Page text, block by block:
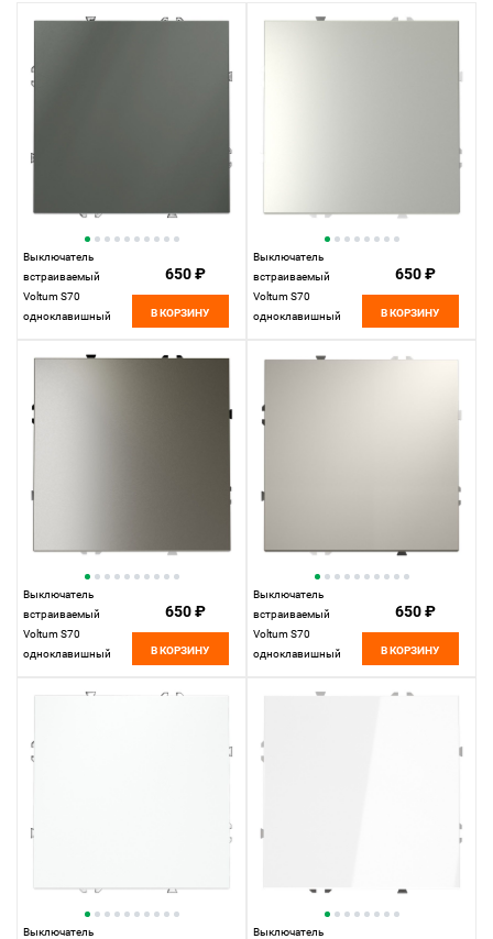
Выключатель
встраиваемый
Voltum S70
одноклавишный
Soft touch
650 ₽
В КОРЗИНУ
Выключатель
встраиваемый
Voltum S70
одноклавишный
650 ₽
В КОРЗИНУ
Выключатель
встраиваемый
Voltum S70
одноклавишный
650 ₽
В КОРЗИНУ
Выключатель
встраиваемый
Voltum S70
одноклавишный
пластик Soft touch
650 ₽
В КОРЗИНУ
Выключатель
Выключатель